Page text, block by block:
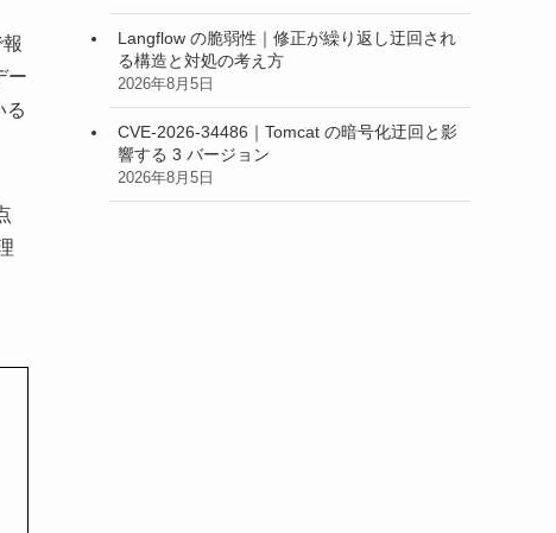
ー
る
Langflow の脆弱性｜修正が繰り返し迂回され
る構造と対処の考え方
2026年8月5日
CVE-2026-34486｜Tomcat の暗号化迂回と影
響する 3 バージョン
2026年8月5日